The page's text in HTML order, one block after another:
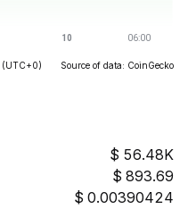
(UTC+0) Source of data: CoinGecko
56.48K
893.69
0.00390424